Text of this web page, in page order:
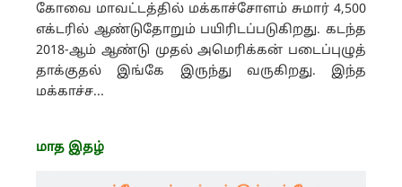
கோவை மாவட்டத்தில் மக்காச்சோளம் சுமார் 4,500
எக்டரில் ஆண்டுதோறும் பயிரிடப்படுகிறது. கடந்த
2018-ஆம் ஆண்டு முதல் அமெரிக்கன் படைப்புழுத்
தாக்குதல் இங்கே இருந்து வருகிறது. இந்த
மக்காச்ச...
மாத இதழ்